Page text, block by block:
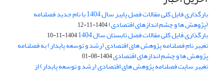
بارگذاری فایل کلی مقالات فصل پاییز سال 1404 با نام جدید فصلنامه
(پژوهش ها و چشم اندازهای اقتصادی)1404-11-12
بارگذاری فایل کلی مقالات فصل تابستان سال 1404 1404-11-10
تغییر نام فصلنامه پژوهش های اقتصادی (رشد و توسعه پایدار) به فصلنامه
پژوهش ها و چشم اندازهای اقتصادی1404-08-01
تغییر سایت فصلنامه پژوهش های اقتصادی (رشد و توسعه پایدار) از